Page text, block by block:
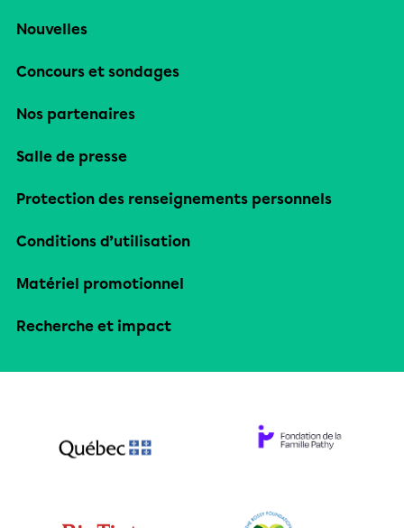
Nouvelles
Concours et sondages
Nos partenaires
Salle de presse
Protection des renseignements personnels
Conditions d’utilisation
Matériel promotionnel
Recherche et impact